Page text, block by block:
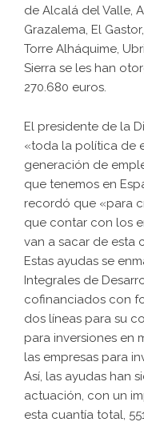
de Alcalá del Valle,
Grazalema, El
Torre Alháquime,
Sierra se les han
270.680 euros.
El presidente de la
«toda la política de
generación de
que tenemos en
recordó que «para
que contar con los
van a sacar de esta
Estas ayudas se
Integrales de
cofinanciados con
dos líneas para su
para inversiones en
las empresas para
Así, las ayudas han
actuación, con un
esta cuantía total,